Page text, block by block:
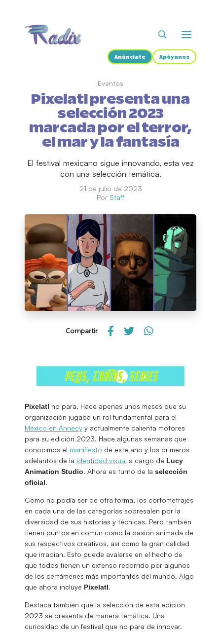
Anúnciate Apóyanos
Eventos
Pixelatl presenta una
selección 2023
marcada por el terror,
el mar y la fantasía
El festival mexicano sigue innovando, esta vez
con una selección temática.
21 de julio de 2023
Por Staff
Compartir
Pixelatl no para. Hace apenas unos meses que su
organización jugaba un rol fundamental para el
México en Annecy y actualmente calienta motores
para su edición 2023. Hace algunas semanas que
conocimos el manifiesto de este año y los primeros
adelantos de la identidad visual a cargo de Lucy
Animation Studio. Ahora es turno de la selección
oficial.
Como no podía ser de otra forma, los cortometrajes
en cada una de las categorías sobresalen por la
diversidad de sus historias y técnicas. Pero también
tienen puntos en común como la pasión animada de
sus respectivos creativos, así como la gran calidad
que irradian. Esto puede avalarse en el hecho de
que todos tienen un extenso recorrido por algunos
de los certámenes más importantes del mundo. Algo
que ahora incluye Pixelatl.
Destaca también que la selección de esta edición
2023 se presenta de manera temática. Una
curiosidad de un festival que no para de innovar.